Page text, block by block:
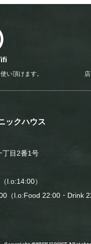
い頂けます。
ックハウス
丁目2番1号
l.o:14:00）
（l.o:Food 22:00・Drink